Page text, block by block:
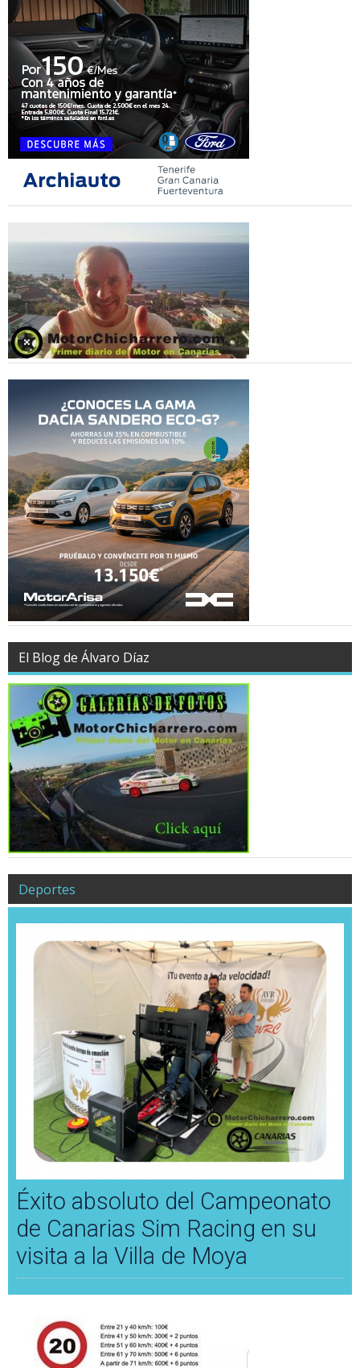
El Blog de Álvaro Díaz
Deportes
Éxito absoluto del Campeonato
de Canarias Sim Racing en su
visita a la Villa de Moya